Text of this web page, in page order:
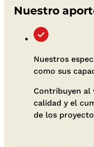
Nuestro
Nuestros
como sus
Contribuyen al
calidad y el
de los